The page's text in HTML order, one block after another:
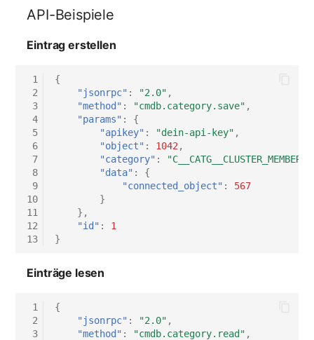
Speichersystem
Stacking
Stadt
Steckdosenleiste
Supernet
Switch
Switch Chassis
Telefonanlage
API-Beispiele
Eintrag erstellen
1
2
3
4
5
6
7
8
9
10
11
12
13
{
"jsonrpc" : "2.0" ,
"method" : "cmdb.category.save" ,
"params" :
{
"apikey" : "dein-api-key" ,
"object" : 1042 ,
"category" :
"data" :
{
"connected_object" :
567
}
},
"id" :
1
}
Einträge lesen
1
2
3
{
"jsonrpc" : "2.0" ,
"method" : "cmdb.category.read" ,